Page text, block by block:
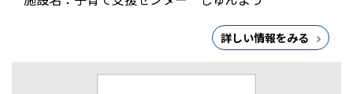
詳しい情報をみる